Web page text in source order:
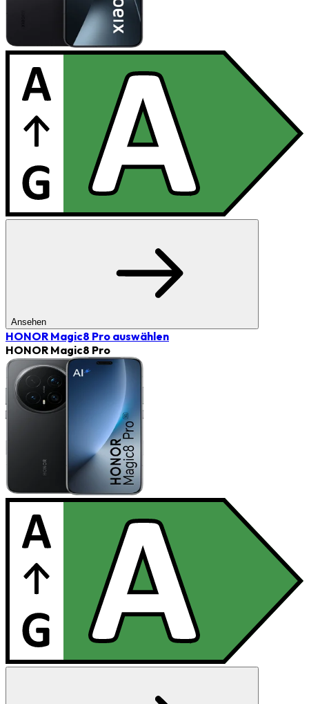
Ansehen
HONOR Magic8 Pro auswählen
HONOR Magic8 Pro